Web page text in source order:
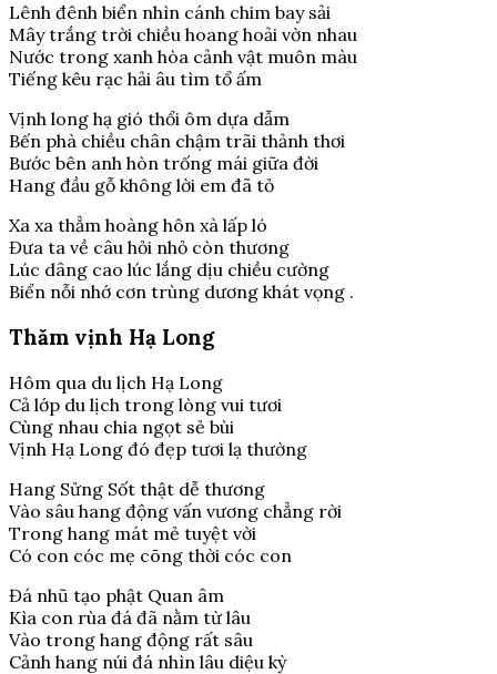
Lênh đênh biển nhìn cánh chim bay sải
Mây trắng trời chiều hoang hoải vờn nhau
Nước trong xanh hòa cảnh vật muôn màu
Tiếng kêu rạc hải âu tìm tổ ấm
Vịnh long hạ gió thổi ôm dựa dẫm
Bến phà chiều chân chậm trãi thảnh thơi
Bước bên anh hòn trống mái giữa đời
Hang đầu gỗ không lời em đã tỏ
Xa xa thẳm hoàng hôn xà lấp ló
Đưa ta về câu hỏi nhỏ còn thương
Lúc dâng cao lúc lắng dịu chiều cường
Biển nỗi nhớ cơn trùng dương khát vọng .
Thăm vịnh Hạ Long
Hôm qua du lịch Hạ Long
Cả lớp du lịch trong lòng vui tươi
Cùng nhau chia ngọt sẻ bùi
Vịnh Hạ Long đó đẹp tươi lạ thường
Hang Sửng Sốt thật dễ thương
Vào sâu hang động vấn vương chẳng rời
Trong hang mát mẻ tuyệt vời
Có con cóc mẹ cõng thời cóc con
Đá nhũ tạo phật Quan âm
Kìa con rùa đá đã nằm từ lâu
Vào trong hang động rất sâu
Cảnh hang núi đá nhìn lâu diệu kỳ